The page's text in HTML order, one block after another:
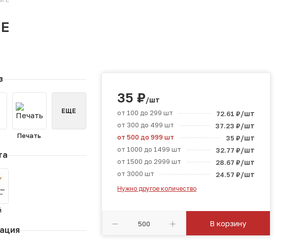
Печать
ЕЩЕ
35 ₽/шт
от 100 до 299 шт 72.61 ₽/шт
от 300 до 499 шт 37.23 ₽/шт
от 500 до 999 шт 35 ₽/шт
от 1000 до 1499 шт 32.77 ₽/шт
от 1500 до 2999 шт 28.67 ₽/шт
от 3000 шт 24.57 ₽/шт
Нужно другое количество
В корзину